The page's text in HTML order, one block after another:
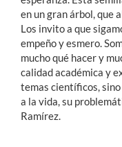
en un gran árbol, que
Los invito a que
empeño y esmero.
mucho qué hacer y
calidad académica y
temas científicos,
a la vida, su
Ramírez.